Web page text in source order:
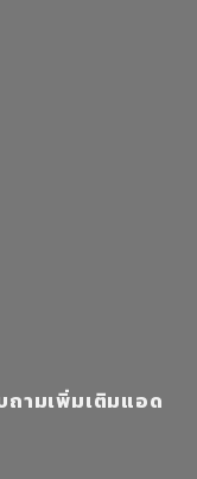
ามเพิ่มเติมแอด